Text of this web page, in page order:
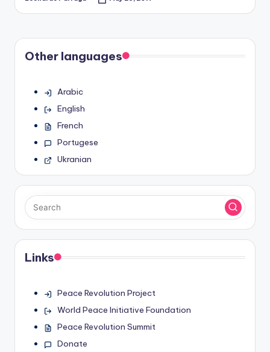
Other languages
Arabic
English
French
Portugese
Ukranian
Links
Peace Revolution Project
World Peace Initiative Foundation
Peace Revolution Summit
Donate